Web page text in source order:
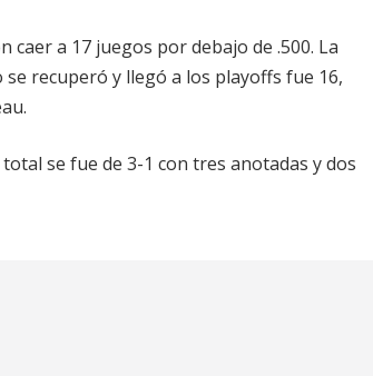
a 17 juegos por debajo de .500. La
recuperó y llegó a los playoffs fue 16,
se fue de 3-1 con tres anotadas y dos